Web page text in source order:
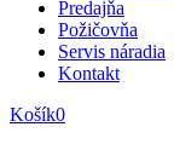
Predajňa
Požičovňa
Servis náradia
Kontakt
Košík0